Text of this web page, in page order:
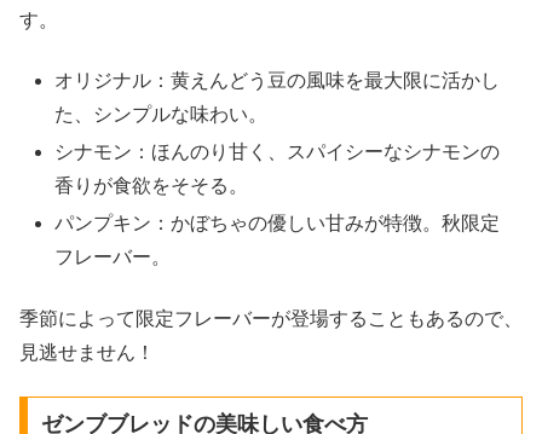
す。
オリジナル：黄えんどう豆の風味を最大限に活かし
た、シンプルな味わい。
シナモン：ほんのり甘く、スパイシーなシナモンの
香りが食欲をそそる。
パンプキン：かぼちゃの優しい甘みが特徴。秋限定
フレーバー。
季節によって限定フレーバーが登場することもあるので、
見逃せません！
ゼンブブレッドの美味しい食べ方